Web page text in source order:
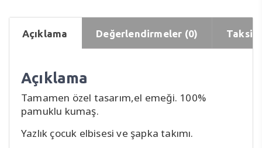
Açıklama Değerlendirmeler (0) Taksit
Açıklama
Tamamen özel tasarım,el emeği. 100%
pamuklu kumaş.
Yazlık çocuk elbisesi ve şapka takımı.